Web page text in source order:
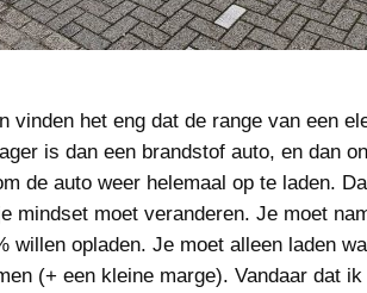
vinden het eng dat de range van een
is dan een brandstof auto, en dan
de auto weer helemaal op te laden.
mindset moet veranderen. Je moet
willen opladen. Je moet alleen laden
(+ een kleine marge). Vandaar dat